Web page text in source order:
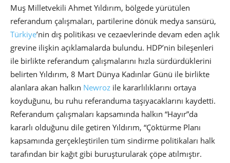
Muş Milletvekili Ahmet Yıldırım, bölgede yürütülen
referandum çalışmaları, partilerine dönük medya sansürü,
Türkiye’nin dış politikası ve cezaevlerinde devam eden açlık
grevine ilişkin açıklamalarda bulundu. HDP’nin bileşenleri
ile birlikte referandum çalışmalarını hızla sürdürdüklerini
belirten Yıldırım, 8 Mart Dünya Kadınlar Günü ile birlikte
alanlara akan halkın Newroz ile kararlılıklarını ortaya
koyduğunu, bu ruhu referanduma taşıyacaklarını kaydetti.
Referandum çalışmaları kapsamında halkın “Hayır”da
kararlı olduğunu dile getiren Yıldırım, “Çöktürme Planı
kapsamında gerçekleştirilen tüm sindirme politikaları halk
tarafından bir kağıt gibi buruşturularak çöpe atılmıştır.